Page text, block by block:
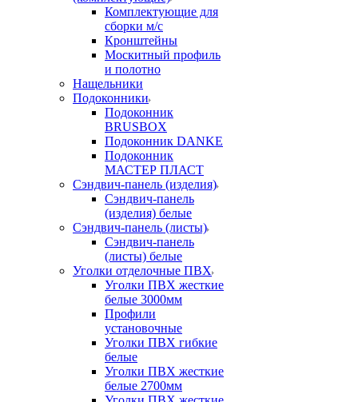
Комплектующие для
сборки м/с
Кронштейны
Москитный профиль
и полотно
Нащельники
Подоконники
Подоконник
BRUSBOX
Подоконник DANKE
Подоконник
МАСТЕР ПЛАСТ
Сэндвич-панель (изделия)
Сэндвич-панель
(изделия) белые
Сэндвич-панель (листы)
Сэндвич-панель
(листы) белые
Уголки отделочные ПВХ
Уголки ПВХ жесткие
белые 3000мм
Профили
установочные
Уголки ПВХ гибкие
белые
Уголки ПВХ жесткие
белые 2700мм